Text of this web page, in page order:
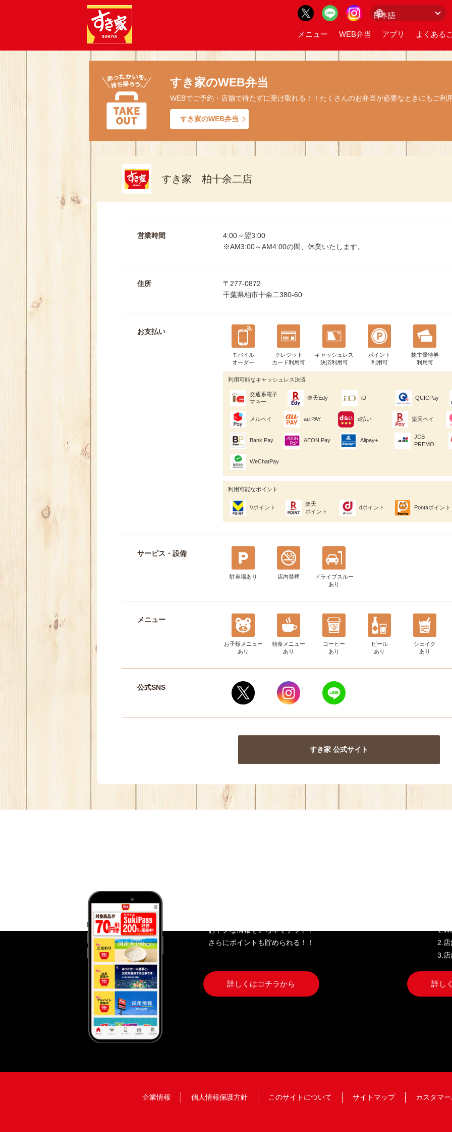
メニュー WEB弁当 アプリ よくある
すき家のWEB弁当
WEBでご予約・店舗で待たずに受け取れる！！たくさんのお弁当が必要なときにもご利
すき家のWEB弁当
すき家 柏十余二店
営業時間
4:00～翌3:00
※AM3:00～AM4:00の間、休業いたします。
住所
〒277-0872
千葉県柏市十余二380-60
お支払い
モバイル
オーダー
クレジット
カード利用可
キャッシュレス
決済利用可
ポイント
利用可
株主優待券
利用可
利用可能なキャッシュレス決済
交通系電子
マネー
楽天Edy iD QUICPay
メルペイ au PAY d払い 楽天ペイ
Bank Pay AEON Pay Alipay+
JCB
PREMO
WeChatPay
利用可能なポイント
Vポイント
楽天
ポイント
dポイント Pontaポイント
サービス・設備
駐車場あり 店内禁煙
ドライブスルー
あり
メニュー
お子様メニュー
あり
朝食メニュー
あり
コーヒー
あり
ビール
あり
シェイク
あり
公式SNS
すき家 公式サイト
おトクな情報をいち早くゲット！
さらにポイントも貯められる！！
詳しくはコチラから
2.
3.店
詳し
企業情報 個人情報保護方針 このサイトについて サイトマップ カスタマ